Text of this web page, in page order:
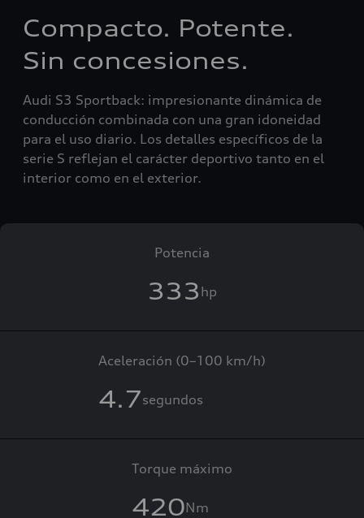
Compacto. Potente.
Sin concesiones.
Audi S3 Sportback: impresionante dinámica de
conducción combinada con una gran idoneidad
para el uso diario. Los detalles específicos de la
serie S reflejan el carácter deportivo tanto en el
interior como en el exterior.
Potencia
333 hp
Aceleración (0–100 km/h)
4.7segundos
Torque máximo
420Nm